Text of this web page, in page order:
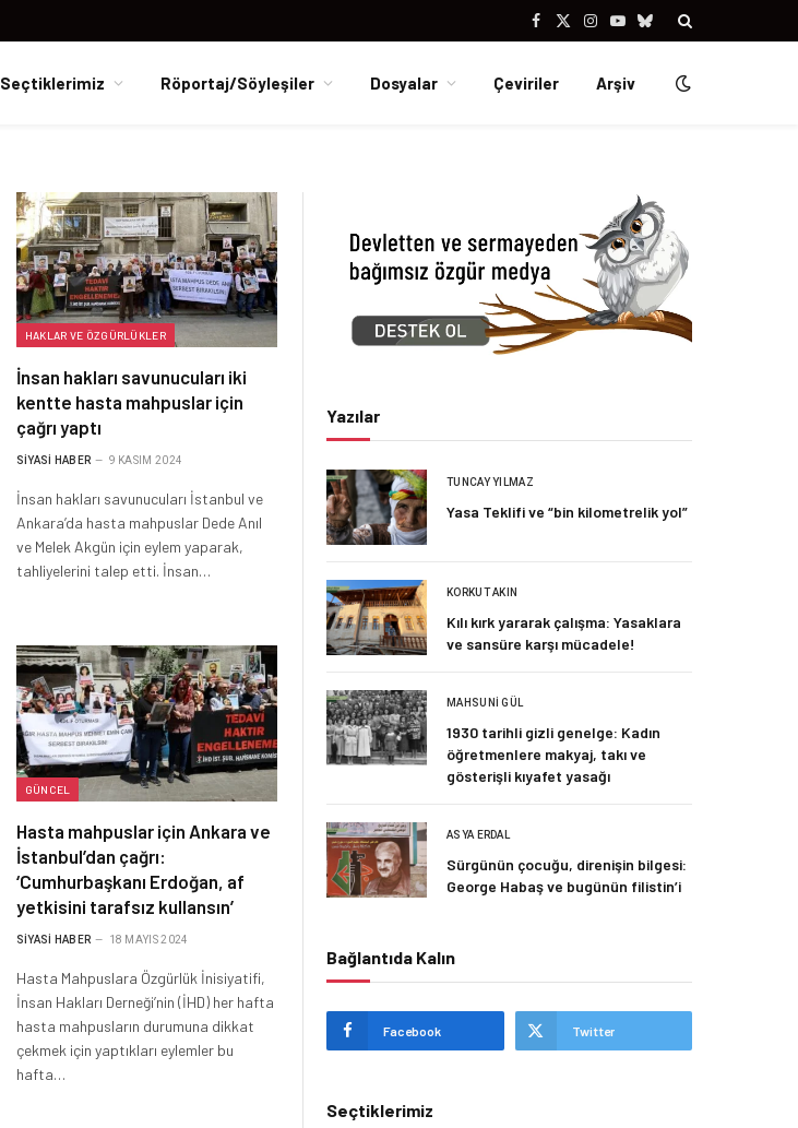
Facebook
X
Instagram
YouTubeBluesky
Seçtiklerimiz Röportaj/Söyleşiler Dosyalar Çeviriler Arşiv
HAKLAR VE ÖZGÜRLÜKLER
İnsan hakları savunucuları iki
kentte hasta mahpuslar için
çağrı yaptı
SIYASI HABER 9 KASIM 2024
İnsan hakları savunucuları İstanbul ve
Ankara’da hasta mahpuslar Dede Anıl
ve Melek Akgün için eylem yaparak,
tahliyelerini talep etti. İnsan…
GÜNCEL
Hasta mahpuslar için Ankara ve
İstanbul’dan çağrı:
‘Cumhurbaşkanı Erdoğan, af
yetkisini tarafsız kullansın’
SIYASI HABER 18 MAYIS 2024
Hasta Mahpuslara Özgürlük İnisiyatifi,
İnsan Hakları Derneği’nin (İHD) her hafta
hasta mahpusların durumuna dikkat
çekmek için yaptıkları eylemler bu
hafta…
Yazılar
TUNCAY YILMAZ
Yasa Teklifi ve “bin kilometrelik yol”
KORKUT AKIN
Kılı kırk yararak çalışma: Yasaklara
ve sansüre karşı mücadele!
MAHSUNI GÜL
1930 tarihli gizli genelge: Kadın
öğretmenlere makyaj, takı ve
gösterişli kıyafet yasağı
ASYA ERDAL
Sürgünün çocuğu, direnişin bilgesi:
George Habaş ve bugünün filistin’i
Bağlantıda Kalın
Facebook Twitter
Seçtiklerimiz